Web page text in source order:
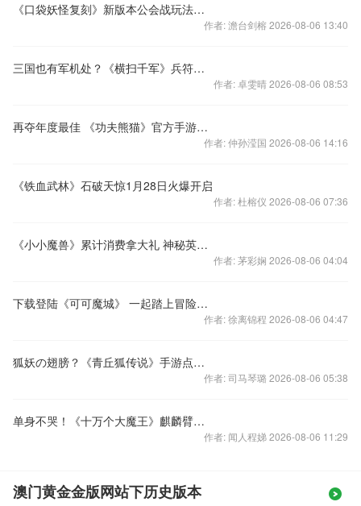
《口袋妖怪复刻》新版本公会战玩法曝光
作者: 澹台剑榕 2026-08-06 13:40
三国也有军机处？《横扫千军》兵符系统全揭秘
作者: 卓雯晴 2026-08-06 08:53
再夺年度最佳 《功夫熊猫》官方手游带你畅玩春节
作者: 仲孙滢国 2026-08-06 14:16
《铁血武林》石破天惊1月28日火爆开启
作者: 杜榕仪 2026-08-06 07:36
《小小魔兽》累计消费拿大礼 神秘英雄免费拿
作者: 茅彩娴 2026-08-06 04:04
下载登陆《可可魔城》 一起踏上冒险之旅吧
作者: 徐离锦程 2026-08-06 04:47
狐妖の翅膀？《青丘狐传说》手游点评灵羽系统
作者: 司马琴璐 2026-08-06 05:38
单身不哭！《十万个大魔王》麒麟臂之威
作者: 闻人程娣 2026-08-06 11:29
澳门黄金金版网站下历史版本